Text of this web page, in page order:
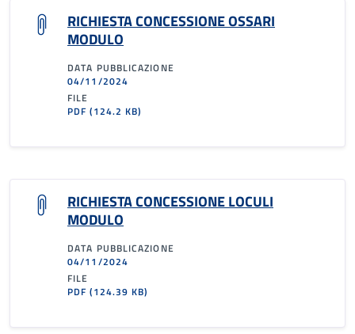
RICHIESTA CONCESSIONE OSSARI
MODULO
DATA PUBBLICAZIONE
04/11/2024
FILE
PDF(124.2 KB)
RICHIESTA CONCESSIONE LOCULI
MODULO
DATA PUBBLICAZIONE
04/11/2024
FILE
PDF(124.39 KB)